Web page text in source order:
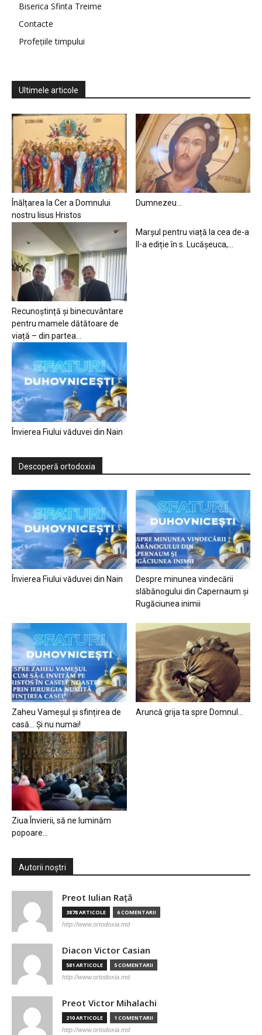
Biserica Sfinta Treime
Contacte
Profețiile timpului
Ultimele articole
Înălțarea la Cer a Domnului
nostru Iisus Hristos
Dumnezeu…
Recunoștință și binecuvântare
pentru mamele dătătoare de
viață – din partea...
Marșul pentru viață la cea de-a
II-a ediție în s. Lucășeuca,...
Învierea Fiului văduvei din Nain
Descoperă ortodoxia
Învierea Fiului văduvei din Nain
Despre minunea vindecării
slăbănogului din Capernaum și
Rugăciunea inimii
Zaheu Vameșul și sfințirea de
casă… Și nu numai!
Aruncă grija ta spre Domnul…
Ziua Învierii, să ne luminăm
popoare…
Autorii noștri
Preot Iulian Raţă
3878 ARTICOLE 6 COMENTARII
http://www.ortodoxia.md
Diacon Victor Casian
581 ARTICOLE 5 COMENTARII
http://www.ortodoxia.md
Preot Victor Mihalachi
210 ARTICOLE 1 COMENTARII
http://www.ortodoxia.md